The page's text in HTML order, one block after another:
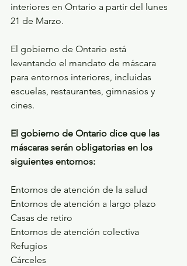
interiores en Ontario a partir del lunes
21 de Marzo.
El gobierno de Ontario está
levantando el mandato de máscara
para entornos interiores, incluidas
escuelas, restaurantes, gimnasios y
cines.
El gobierno de Ontario dice que las
máscaras serán obligatorias en los
siguientes entornos:
Entornos de atención de la salud
Entornos de atención a largo plazo
Casas de retiro
Entornos de atención colectiva
Refugios
Cárceles